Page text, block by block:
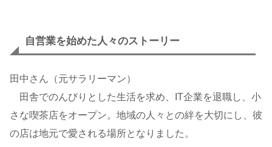
自営業を始めた人々のストーリー
田中さん（元サラリーマン）
田舎でのんびりとした生活を求め、IT企業を退職し、小
さな喫茶店をオープン。地域の人々との絆を大切にし、彼
の店は地元で愛される場所となりました。